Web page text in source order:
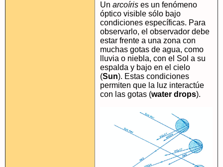
Un arcoíris es un fenómeno
óptico visible sólo bajo
condiciones específicas. Para
observarlo, el observador debe
estar frente a una zona con
muchas gotas de agua, como
lluvia o niebla, con el Sol a su
espalda y bajo en el cielo
(Sun). Estas condiciones
permiten que la luz interactúe
con las gotas (water drops).